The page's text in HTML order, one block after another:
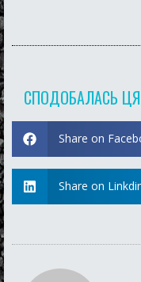
СПОДОБАЛАСЬ
Share on
Share on